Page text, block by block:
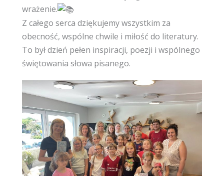
wrażenie.
Z całego serca dziękujemy wszystkim za
obecność, wspólne chwile i miłość do literatury.
To był dzień pełen inspiracji, poezji i wspólnego
świętowania słowa pisanego.